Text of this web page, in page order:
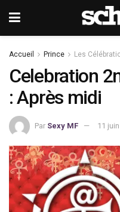
Accueil Prince Les
Celebration
: Après midi
Par Sexy MF 11